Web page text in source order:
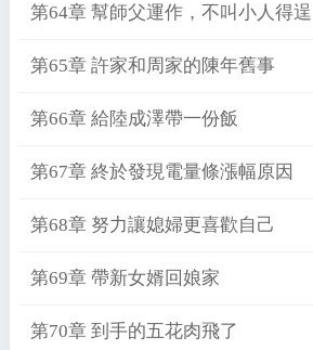
第64章 幫師父運作，不叫小人得逞
第65章 許家和周家的陳年舊事
第66章 給陸成澤帶一份飯
第67章 終於發現電量條漲幅原因
第68章 努力讓媳婦更喜歡自己
第69章 帶新女婿回娘家
第70章 到手的五花肉飛了